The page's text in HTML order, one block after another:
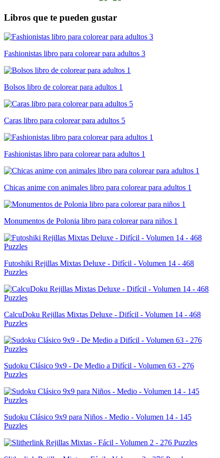
Libros que te pueden gustar
Fashionistas libro para colorear para adultos 3
Bolsos libro de colorear para adultos 1
Caras libro para colorear para adultos 5
Fashionistas libro para colorear para adultos 1
Chicas anime con animales libro para colorear para adultos 1
Monumentos de Polonia libro para colorear para niños 1
Futoshiki Rejillas Mixtas Deluxe - Difícil - Volumen 14 - 468
Puzzles
CalcuDoku Rejillas Mixtas Deluxe - Difícil - Volumen 14 - 468
Puzzles
Sudoku Clásico 9x9 - De Medio a Difícil - Volumen 63 - 276
Puzzles
Sudoku Clásico 9x9 para Niños - Medio - Volumen 14 - 145
Puzzles